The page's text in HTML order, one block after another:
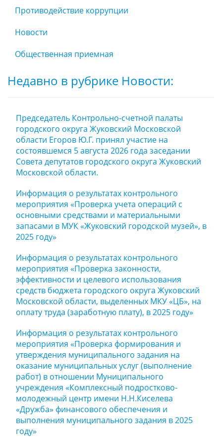
Противодействие коррупции
Новости
Общественная приемная
Недавно в рубрике Новости:
Председатель Контрольно-счетной палаты
городского округа Жуковский Московской
области Егоров Ю.Г. принял участие на
состоявшемся 5 августа 2026 года заседании
Совета депутатов городского округа Жуковский
Московской области.
Информация о результатах контрольного
мероприятия «Проверка учета операций с
основными средствами и материальными
запасами в МУК «Жуковский городской музей», в
2025 году»
Информация о результатах контрольного
мероприятия «Проверка законности,
эффективности и целевого использования
средств бюджета городского округа Жуковский
Московской области, выделенных МКУ «ЦБ», на
оплату труда (заработную плату), в 2025 году»
Информация о результатах контрольного
мероприятия «Проверка формирования и
утверждения муниципального задания на
оказание муниципальных услуг (выполнение
работ) в отношении Муниципального
учреждения «Комплексный подростково-
молодежный центр имени Н.Н.Киселева
«Дружба» финансового обеспечения и
выполнения муниципального задания в 2025
году»